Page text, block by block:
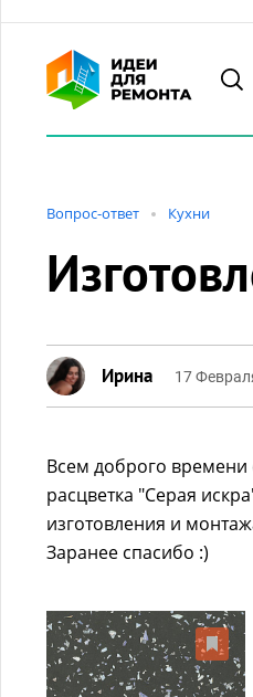
Вопрос-ответ Кухни
Ирина 17
Всем доброго времени
расцветка "Серая
изготовления и
Заранее спасибо :)